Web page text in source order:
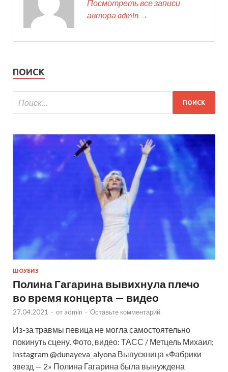
Посмотреть все записи
автора admin →
ПОИСК
ШОУБИЗ
Полина Гагарина вывихнула плечо
во время концерта — видео
27.04.2021 - от admin - Оставьте комментарий
Из-за травмы певица не могла самостоятельно
покинуть сцену. Фото, видео: ТАСС / Метцель Михаил;
Instagram @dunayeva_alyona Выпускница «Фабрики
звезд — 2» Полина Гагарина была вынуждена